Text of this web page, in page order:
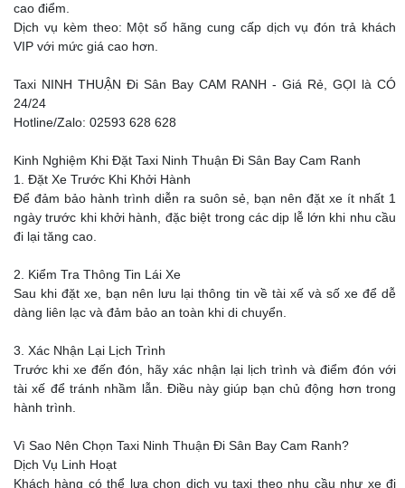
cao điểm.
Dịch vụ kèm theo: Một số hãng cung cấp dịch vụ đón trả khách
VIP với mức giá cao hơn.
Taxi NINH THUẬN Đi Sân Bay CAM RANH - Giá Rẻ, GỌI là CÓ
24/24
Hotline/Zalo: 02593 628 628
Kinh Nghiệm Khi Đặt Taxi Ninh Thuận Đi Sân Bay Cam Ranh
1. Đặt Xe Trước Khi Khởi Hành
Để đảm bảo hành trình diễn ra suôn sẻ, bạn nên đặt xe ít nhất 1
ngày trước khi khởi hành, đặc biệt trong các dịp lễ lớn khi nhu cầu
đi lại tăng cao.
2. Kiểm Tra Thông Tin Lái Xe
Sau khi đặt xe, bạn nên lưu lại thông tin về tài xế và số xe để dễ
dàng liên lạc và đảm bảo an toàn khi di chuyển.
3. Xác Nhận Lại Lịch Trình
Trước khi xe đến đón, hãy xác nhận lại lịch trình và điểm đón với
tài xế để tránh nhầm lẫn. Điều này giúp bạn chủ động hơn trong
hành trình.
Vì Sao Nên Chọn Taxi Ninh Thuận Đi Sân Bay Cam Ranh?
Dịch Vụ Linh Hoạt
Khách hàng có thể lựa chọn dịch vụ taxi theo nhu cầu như xe đi